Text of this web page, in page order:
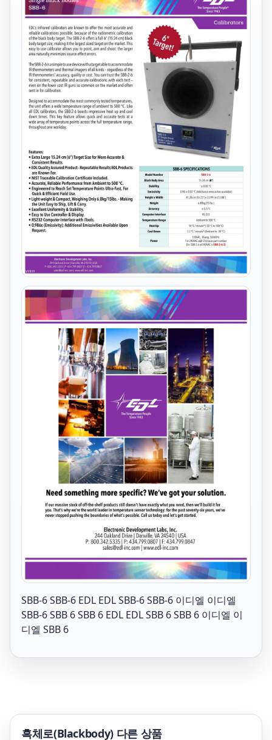
SBB-6 SBB-6 EDL EDL SBB-6 SBB-6 이디엘 이디엘
SBB-6 SBB 6 SBB 6 EDL EDL SBB 6 SBB 6 이디엘 이
디엘 SBB 6
흑체로(Blackbody)다른 상품